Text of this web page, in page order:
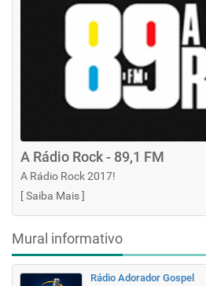
A Rádio Rock - 89,1 FM
A Rádio Rock 2017!
[Saiba Mais]
Mural informativo
Rádio Adorador Gospel